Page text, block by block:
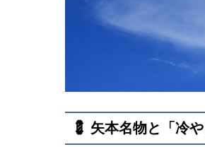
💈 矢本名物と「冷